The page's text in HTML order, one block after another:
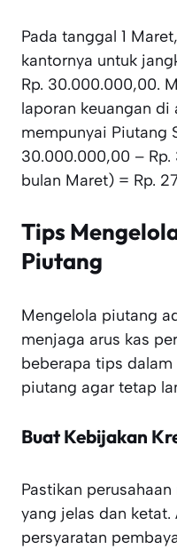
Pada tanggal 1
kantornya untuk
Rp. 30.000.000,00.
laporan keuangan di
mempunyai Piutang
30.000.000,00 –
bulan Maret) = Rp.
Tips
Piutang
Mengelola piutang
menjaga arus kas
beberapa tips
piutang agar tetap
Buat Kebijakan
Pastikan
yang jelas dan
persyaratan